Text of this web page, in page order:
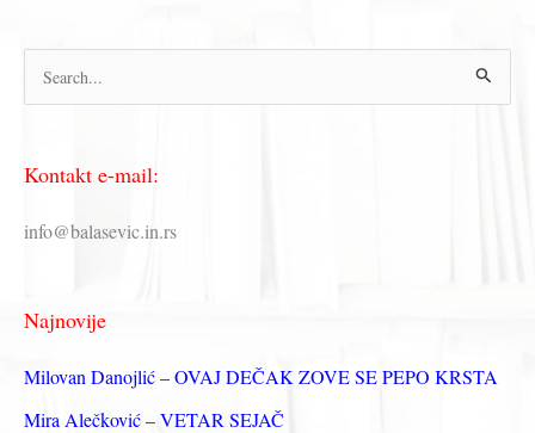
dođu
meni
р
т
а
з
а
Kontakt e-mail:
info@balasevic.in.rs
Najnovije
Milovan Danojlić – OVAJ DEČAK ZOVE SE PEPO KRSTA
Mira Alečković – VETAR SEJAČ